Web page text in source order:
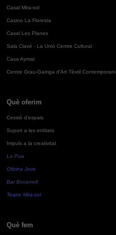
Casal Mira-sol
Casino La Floresta
Casal Les Planes
Sala Clavé - La Unió Centre Cultural
Casa Aymat
Centre Grau-Garriga d'Art Tèxtil Contemporani
Què oferim
Cessió d'espais
Suport a les entitats
Impuls a la creativitat
La Pua
Oficina Jove
Bar Bocamoll
Teatre Mira-sol
Què fem